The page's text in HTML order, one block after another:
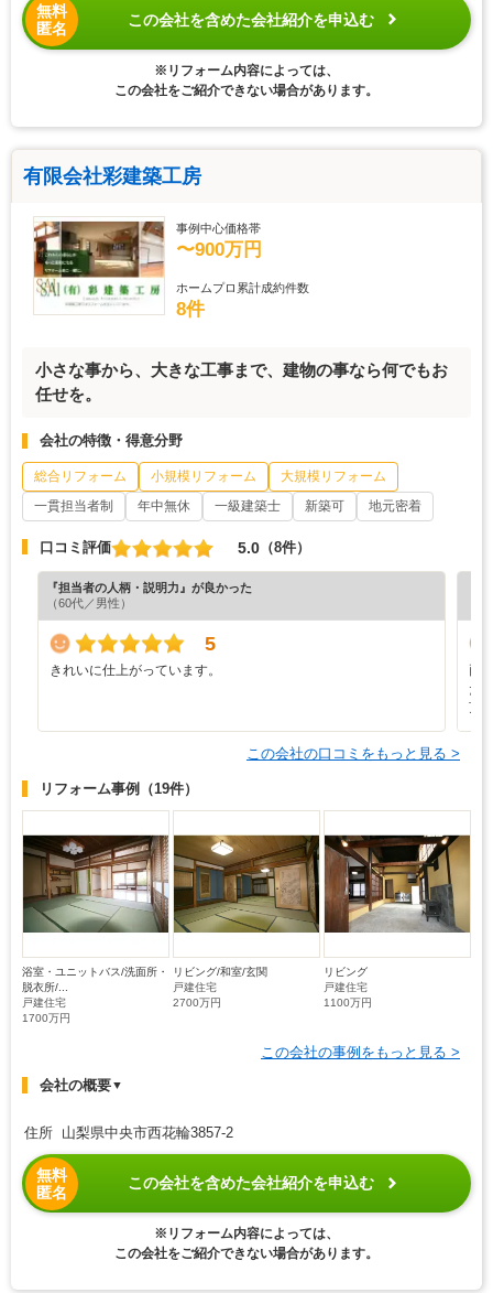
無料
匿名
この会社を含めた会社紹介を申込む
※リフォーム内容によっては、
この会社をご紹介できない場合があります。
有限会社彩建築工房
事例中心価格帯
〜900万円
ホームプロ累計成約件数
8件
小さな事から、大きな工事まで、建物の事なら何でもお
任せを。
会社の特徴・得意分野
総合リフォーム 小規模リフォーム
大規模リフォーム
一貫担当者制
年中無休 一級建築士 新築可 地元密着
口コミ評価 5.0 （8件）
『担当者の人柄・説明力』が良かった
（60代／男性）
5
きれいに仕上がっています。
両
た
頂
この会社の口コミをもっと見る >
リフォーム事例 （19件）
浴室・ユニットバス/洗面所・
脱衣所/...
戸建住宅
1700万円
リビング/和室/玄関
戸建住宅
2700万円
リビング
戸建住宅
1100万円
この会社の事例をもっと見る >
会社の概要▼
住所 山梨県中央市西花輪3857-2
無料
匿名
この会社を含めた会社紹介を申込む
※リフォーム内容によっては、
この会社をご紹介できない場合があります。